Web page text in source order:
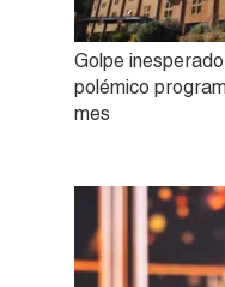
Golpe
polémico
mes